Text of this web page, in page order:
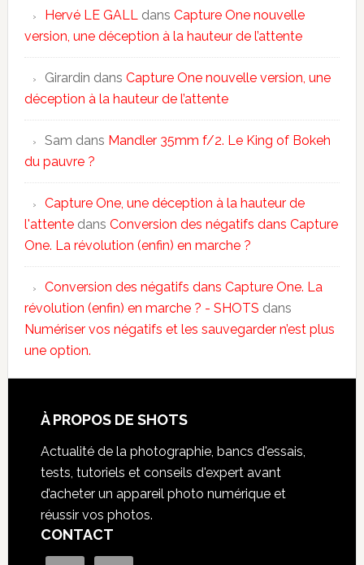
Hervé LE GALLdans Capture One nouvelle
version, une déception à la hauteur de l’attente
Girardin dans Capture One nouvelle version, une
déception à la hauteur de l’attente
Sam dans Mandler 35mm f/2. Le King of Bokeh
du pauvre ?
Capture One, une déception à la hauteur de
l'attentedans Conversion des négatifs dans Capture
One. La révolution (enfin) en marche ?
Conversion des négatifs dans Capture One. La
révolution (enfin) en marche ? - SHOTS dans
Numériser vos négatifs et les sauvegarder n’est plus
une option.
À PROPOS DE SHOTS
Actualité de la photographie, bancs d'essais,
tests, tutoriels et conseils d'expert avant
d’acheter un appareil photo numérique et
réussir vos photos.
CONTACT